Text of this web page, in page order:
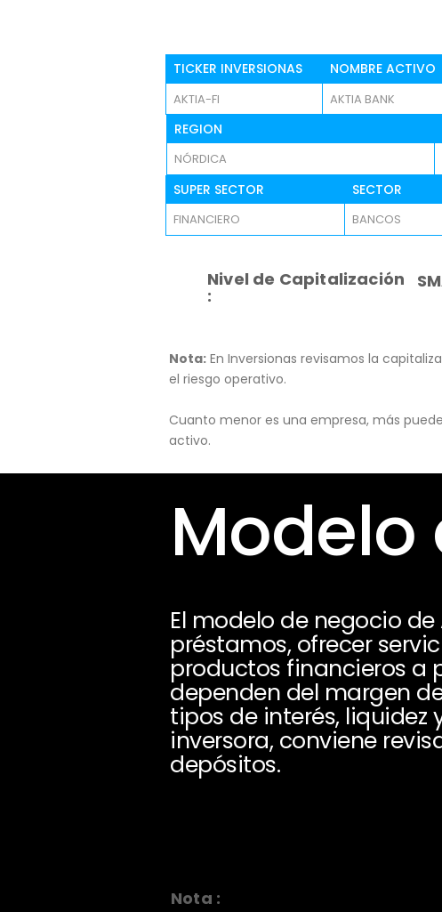
TICKER INVERSIONAS NOMBRE ACTIVO
AKTIA-FI AKTIA BANK
REGION
NÓRDICA
SUPER SECTOR SECTOR
FINANCIERO BANCOS
Nivel de Capitalización
:
Nota: En Inversionas revisamos la
el riesgo operativo.
Cuanto menor es una empresa, más
activo.
Modelo
El modelo de negocio
préstamos, ofrecer
productos financieros a
dependen del margen
tipos de interés, liquidez
inversora, conviene
depósitos.
Nota :